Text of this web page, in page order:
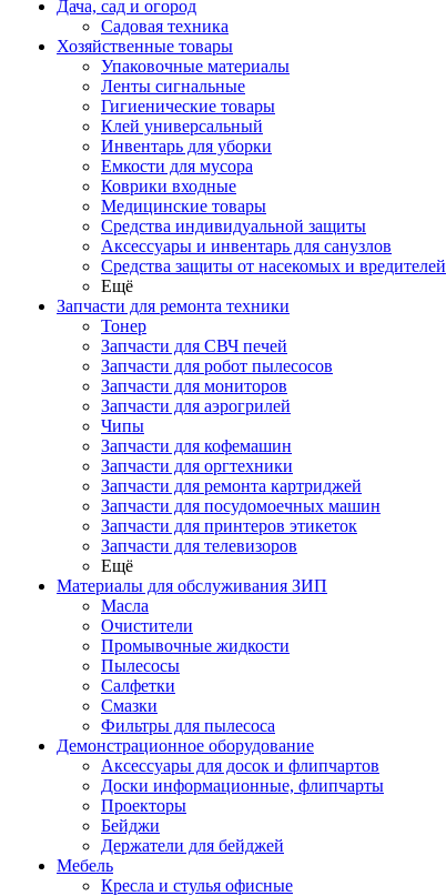
Дача, сад и огород
Садовая техника
Хозяйственные товары
Упаковочные материалы
Ленты сигнальные
Гигиенические товары
Клей универсальный
Инвентарь для уборки
Емкости для мусора
Коврики входные
Медицинские товары
Средства индивидуальной защиты
Аксессуары и инвентарь для санузлов
Средства защиты от насекомых и вредителей
Ещё
Запчасти для ремонта техники
Тонер
Запчасти для СВЧ печей
Запчасти для робот пылесосов
Запчасти для мониторов
Запчасти для аэрогрилей
Чипы
Запчасти для кофемашин
Запчасти для оргтехники
Запчасти для ремонта картриджей
Запчасти для посудомоечных машин
Запчасти для принтеров этикеток
Запчасти для телевизоров
Ещё
Материалы для обслуживания ЗИП
Масла
Очистители
Промывочные жидкости
Пылесосы
Салфетки
Смазки
Фильтры для пылесоса
Демонстрационное оборудование
Аксессуары для досок и флипчартов
Доски информационные, флипчарты
Проекторы
Бейджи
Держатели для бейджей
Мебель
Кресла и стулья офисные